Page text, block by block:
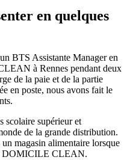
en quelques
BTS Assistante Manager en
à Rennes pendant deux
de la paie et de la partie
en poste, nous avons fait le
scolaire supérieur et
de la grande distribution.
magasin alimentaire lorsque
DOMICILE CLEAN.